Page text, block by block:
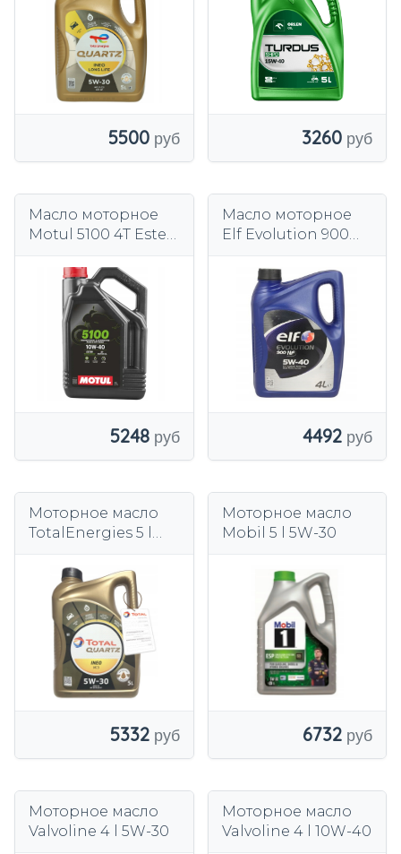
5500 3260
Масло моторное
Motul 5100 4T Ester
5248
Масло моторное
Elf Evolution 900
4492
Моторное масло
TotalEnergies 5 l
5332
Моторное масло
Mobil 5 l 5W-30
6732
Моторное масло
Valvoline 4 l 5W-30
Моторное масло
Valvoline 4 l 10W-40